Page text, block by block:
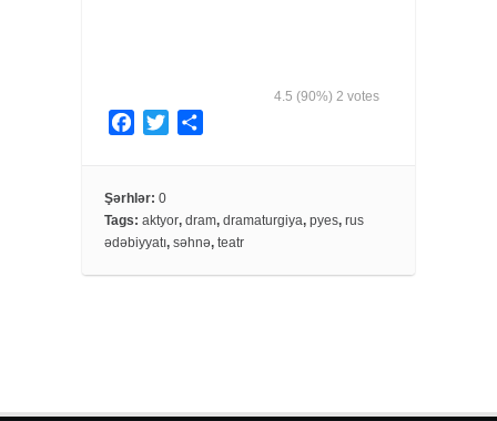
4.5 (90%) 2 votes
e
b
o
o
t
e
r
e
Şərhlər: 0
Tags: aktyor, dram, dramaturgiya, pyes, rus
ədəbiyyatı, səhnə, teatr